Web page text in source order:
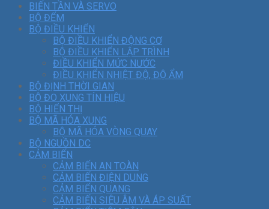
BIẾN TẦN VÀ SERVO
BỘ ĐẾM
BỘ ĐIỀU KHIỂN
BỘ ĐIỀU KHIỂN ĐỘNG CƠ
BỘ ĐIỀU KHIỂN LẬP TRÌNH
ĐIỀU KHIỂN MỨC NƯỚC
ĐIỀU KHIỂN NHIỆT ĐỘ, ĐỘ ẨM
BỘ ĐỊNH THỜI GIAN
BỘ ĐO XUNG TÍN HIỆU
BỘ HIỂN THỊ
BỘ MÃ HÓA XUNG
BỘ MÃ HÓA VÒNG QUAY
BỘ NGUỒN DC
CẢM BIẾN
CẢM BIẾN AN TOÀN
CẢM BIẾN ĐIỆN DUNG
CẢM BIẾN QUANG
CẢM BIẾN SIÊU ÂM VÀ ÁP SUẤT